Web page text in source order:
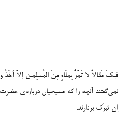
لا تَمّرُّ بِملَاءٍ مِنَ المُسلِمین إلاّ أخَذُ و
از امت من نمی‌گفتند آنچه را كه مسیحیان درباره‌ی حضرت
تبرّك بردارند.